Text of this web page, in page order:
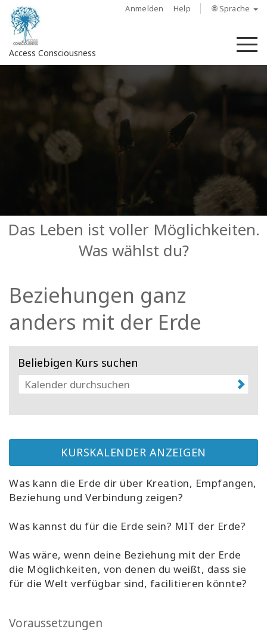
Anmelden Help 🌐 Sprache
Access Consciousness
Konto
Bars
Regionen
Neuigkeiten
SUCHE
Das Leben ist voller Möglichkeiten.
Was wählst du?
Beziehungen ganz
anders mit der Erde
Beliebigen Kurs suchen
KURSKALENDER ANZEIGEN
Was kann die Erde dir über Kreation, Empfangen,
Beziehung und Verbindung zeigen?
Was kannst du für die Erde sein? MIT der Erde?
Was wäre, wenn deine Beziehung mit der Erde
die Möglichkeiten, von denen du weißt, dass sie
für die Welt verfügbar sind, facilitieren könnte?
Voraussetzungen